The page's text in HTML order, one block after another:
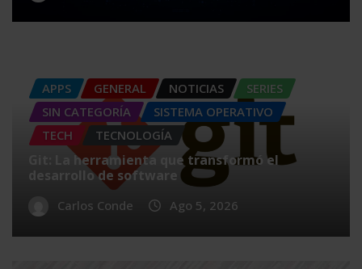
APPS GENERAL NOTICIAS
SERIES
SIN CATEGORÍA
SISTEMA OPERATIVO
TECH
TECNOLOGÍA
Git: La herramienta que transformó el
desarrollo de software
Carlos Conde Ago 5, 2026